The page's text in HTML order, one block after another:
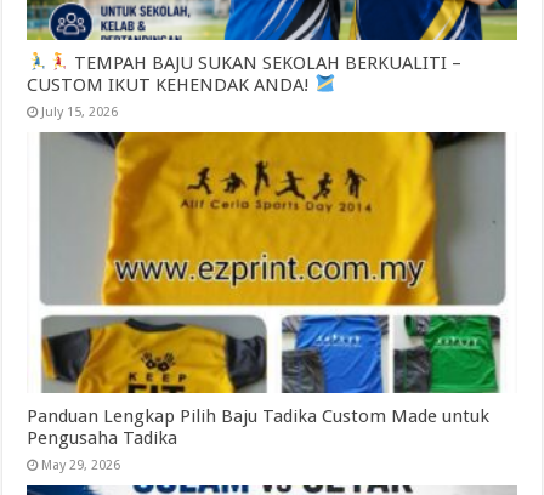
TEMPAH BAJU SUKAN SEKOLAH BERKUALITI –
CUSTOM IKUT KEHENDAK ANDA!
July 15, 2026
Panduan Lengkap Pilih Baju Tadika Custom Made untuk
Pengusaha Tadika
May 29, 2026